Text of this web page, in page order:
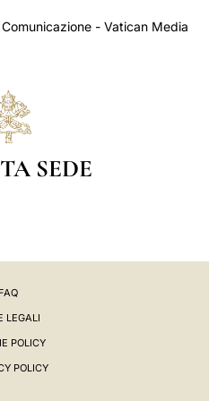
- Vatican Media
SEDE
FAQ
LEGALI
POLICY
POLICY